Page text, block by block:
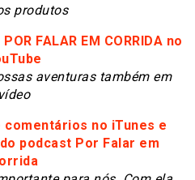
produtos
FALAR EM CORRIDA no
aventuras também em
vídeo
comentários no iTunes e
podcast Por Falar em